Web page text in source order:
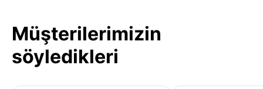
Müşterilerimizin
söyledikleri